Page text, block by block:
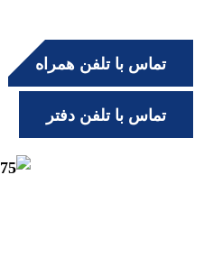
تماس با تلفن همراه
تماس با تلفن دفتر